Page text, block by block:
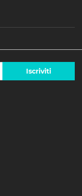
Iscriviti